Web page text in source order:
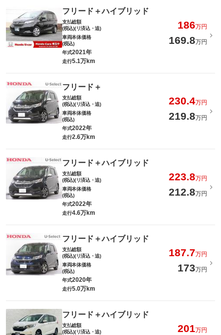
フリード＋ハイブリッド
支払総額
(税込)(リ済込・追)
186万円
車両本体価格
(税込)
169.8万円
年式2021年
走行5.1万km
フリード＋
支払総額
(税込)(リ済込・追)
230.4万円
車両本体価格
(税込)
219.8万円
年式2022年
走行2.6万km
フリード＋ハイブリッド
支払総額
(税込)(リ済込・追)
223.8万円
車両本体価格
(税込)
212.8万円
年式2022年
走行4.6万km
フリード＋ハイブリッド
支払総額
(税込)(リ済込・追)
187.7万円
車両本体価格
(税込)
173万円
年式2020年
走行5.0万km
フリード＋ハイブリッド
支払総額
(税込)(リ済込・追)
201万円